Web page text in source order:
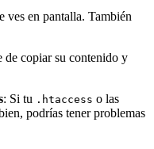
ves en pantalla. También
de copiar su contenido y
: Si tu .htaccess o las
podrías tener problemas